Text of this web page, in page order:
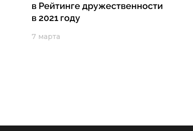
в Рейтинге дружественности
в 2021 году
7 марта